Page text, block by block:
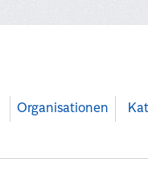
Organisationen